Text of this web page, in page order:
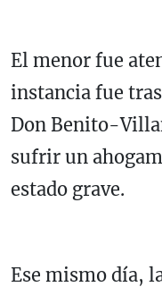
El menor fue
instancia fue
Don Benito-
sufrir un
estado grave.
Ese mismo día,